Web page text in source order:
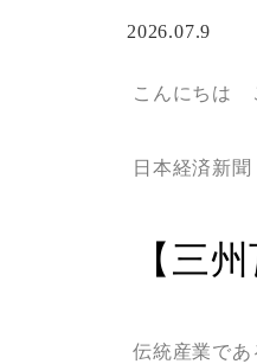
2026.07.9
こんにちは
日本経済新
【三
伝統産業であ